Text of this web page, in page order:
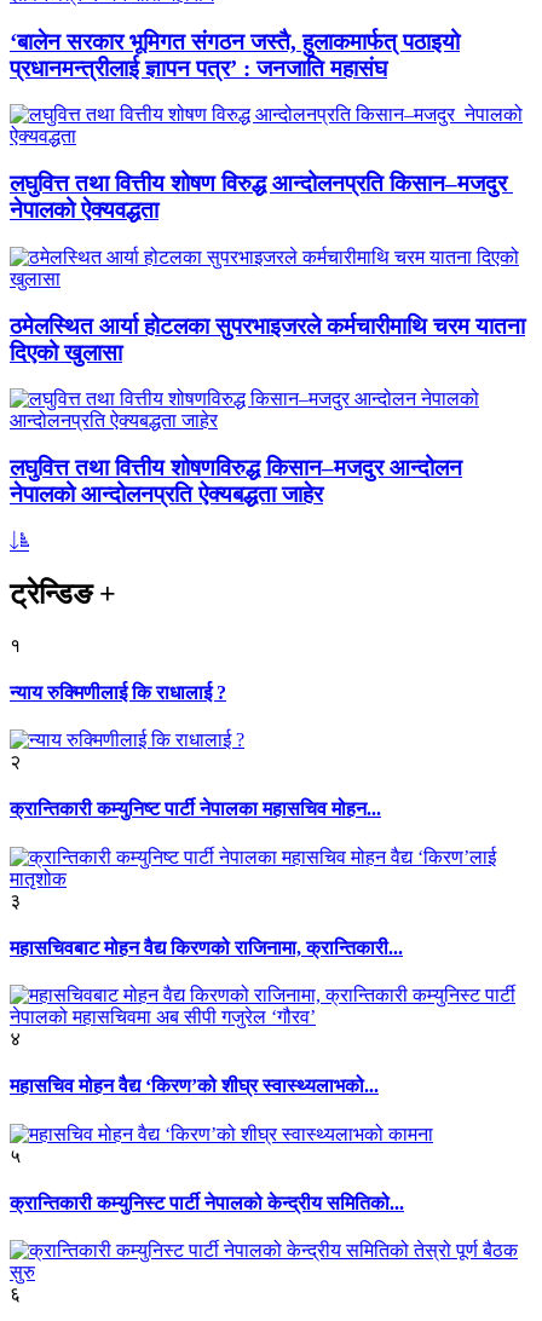
‘बालेन सरकार भूमिगत संगठन जस्तै, हुलाकमार्फत् पठाइयो
प्रधानमन्त्रीलाई ज्ञापन पत्र’ : जनजाति महासंघ
लघुवित्त तथा वित्तीय शोषण विरुद्ध आन्दोलनप्रति किसान–मजदुर
नेपालको ऐक्यवद्धता
ठमेलस्थित आर्या होटलका सुपरभाइजरले कर्मचारीमाथि चरम यातना
दिएको खुलासा
लघुवित्त तथा वित्तीय शोषणविरुद्ध किसान–मजदुर आन्दोलन
नेपालको आन्दोलनप्रति ऐक्यबद्धता जाहेर
ट्रेन्डिङ+
१
न्याय रुक्मिणीलाई कि राधालाई ?
२
क्रान्तिकारी कम्युनिष्ट पार्टी नेपालका महासचिव मोहन...
३
महासचिवबाट मोहन वैद्य किरणको राजिनामा, क्रान्तिकारी...
४
महासचिव मोहन वैद्य ‘किरण’को शीघ्र स्वास्थ्यलाभको...
५
क्रान्तिकारी कम्युनिस्ट पार्टी नेपालको केन्द्रीय समितिको...
६